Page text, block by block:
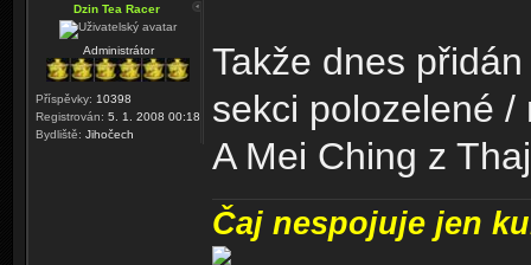
Dzin Tea Racer
Administrátor
Příspěvky: 10398
Registrován: 5. 1. 2008 00:18
Bydliště: Jihočech
Takže dnes
sekci polozelené /
A Mei Ching z
Čaj nespojuje jen